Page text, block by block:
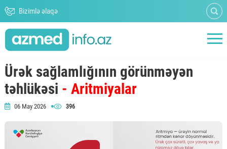
Bizimlə əlaqə
Ürək sağlamlığının görünməyən
təhlükəsi - Aritmiyalar
06 May 2026 396